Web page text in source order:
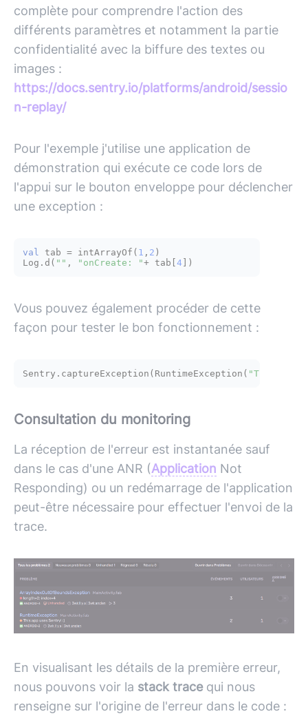
complète pour comprendre l'action des
différents paramètres et notamment la partie
confidentialité avec la biffure des textes ou
images :
https://docs.sentry.io/platforms/android/sessio
n-replay/
Pour l'exemple j'utilise une application de
démonstration qui exécute ce code lors de
l'appui sur le bouton enveloppe pour déclencher
une exception :
val tab = intArrayOf( 1 , 2 )
Log.d( "" , "onCreate: "+ tab[ 4
Vous pouvez également procéder de cette
façon pour tester le bon fonctionnement :
Sentry.captureException(RuntimeException( "This app
Consultation du monitoring
La réception de l'erreur est instantanée sauf
dans le cas d'une ANR (Application Not
Responding) ou un redémarrage de l'application
peut-être nécessaire pour effectuer l'envoi de la
trace.
En visualisant les détails de la première erreur,
nous pouvons voir la stack tracequi nous
renseigne sur l'origine de l'erreur dans le code :